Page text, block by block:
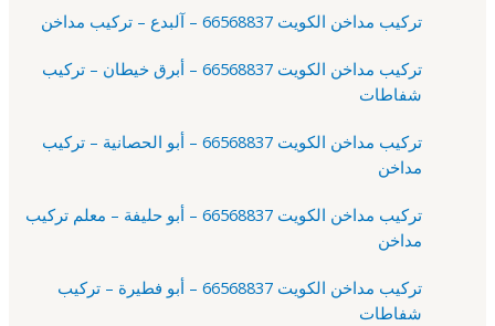
تركيب مداخن الكويت 66568837 – آلبدع – تركيب مداخن
تركيب مداخن الكويت 66568837 – أبرق خيطان – تركيب
شفاطات
تركيب مداخن الكويت 66568837 – أبو الحصانية – تركيب
مداخن
تركيب مداخن الكويت 66568837 – أبو حليفة – معلم تركيب
مداخن
تركيب مداخن الكويت 66568837 – أبو فطيرة – تركيب
شفاطات